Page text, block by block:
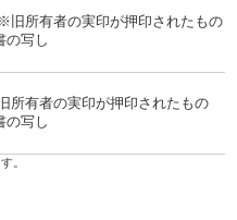
旧所有者の実印が押印されたもの
の写し
所有者の実印が押印されたもの
の写し